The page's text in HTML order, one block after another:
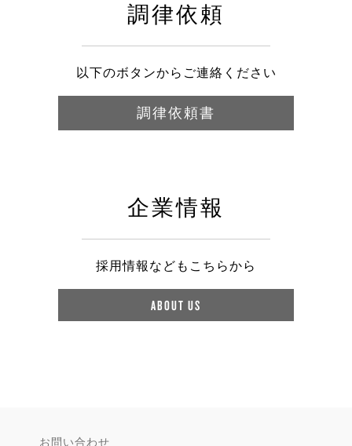
調律依頼
以下のボタンからご連絡ください
調律依頼書
企業情報
採用情報などもこちらから
ABOUT US
お問い合わせ